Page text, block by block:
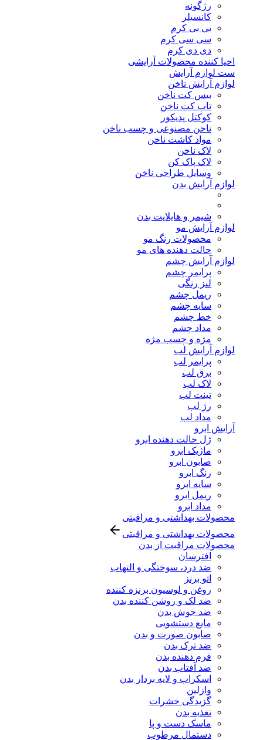
رژگونه
کانسیلر
بی بی کرم
سی سی کرم
دی دی کرم
احیا کننده محصولات آرایشی
ست لوازم آرایش
لوازم آرایش ناخن
بیس کت ناخن
تاپ کت ناخن
کوکتل پدیکور
ناخن مصنوعی و چسب ناخن
مواد کاشت ناخن
لاک ناخن
لاک پاک کن
وسایل طراحی ناخن
لوازم آرایش بدن
شیمر و هایلایت بدن
لوازم آرایش مو
محصولات رنگ مو
حالت دهنده های مو
لوازم آرایش چشم
پرایمر چشم
لنز رنگی
ریمل چشم
سایه چشم
خط چشم
مداد چشم
مژه و چسب مژه
لوازم آرایش لب
پرایمر لب
برق لب
لاک لب
تینت لب
رژ لب
مداد لب
آرایش ابرو
ژل حالت دهنده ابرو
ماژیک ابرو
صابون ابرو
رنگ ابرو
سایه ابرو
ریمل ابرو
مداد ابرو
محصولات بهداشتی و مراقبتی
محصولات بهداشتی و مراقبتی
محصولات مراقبت از بدن
افترسان
ضد درد، سوختگی و التهاب
اتو برنز
روغن و لوسیون برنزه کننده
ضد لک و روشن کننده بدن
ضد جوش بدن
مایع دستشویی
صابون صورت و بدن
ضد ترک بدن
فرم دهنده بدن
ضد آفتاب بدن
اسکراب و لایه بردار بدن
وازلین
گزیدگی حشرات
تغذیه بدن
ماسک دست و پا
دستمال مرطوب